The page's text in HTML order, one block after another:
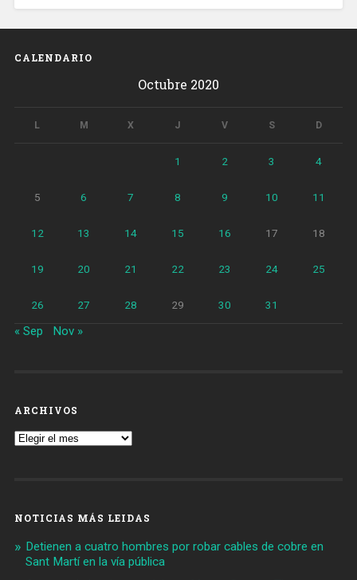
CALENDARIO
Octubre 2020
L M X J V S D
1 2 3 4
5 6 7 8 9 10 11
12 13 14 15 16 17 18
19 20 21 22 23 24 25
26 27 28 29 30 31
« Sep Nov »
ARCHIVOS
Archivos
NOTICIAS MÁS LEIDAS
Detienen a cuatro hombres por robar cables de cobre en
Sant Martí en la vía pública